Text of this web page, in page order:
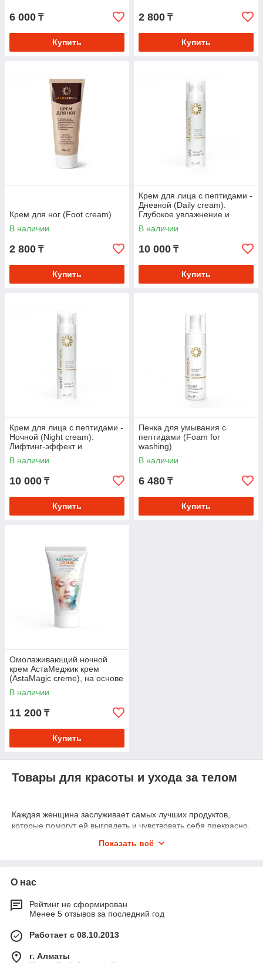
6 000 ₸
Купить
2 800 ₸
Купить
Крем для ног (Foot cream)
В наличии
2 800 ₸
Купить
Крем для лица с пептидами -
Дневной (Daily cream).
Глубокое увлажнение и
лифтинг-эффект 24/7
В наличии
10 000 ₸
Купить
Крем для лица с пептидами -
Ночной (Night cream).
Лифтинг-эффект и
омоложение 24/7
В наличии
10 000 ₸
Купить
Пенка для умывания с
пептидами (Foam for
washing)
В наличии
6 480 ₸
Купить
Омолаживающий ночной
крем АстаМеджик крем
(AstaMagic creme), на основе
коллоидного серебра и
золота с Астаксантином и
В наличии
11 200 ₸
Купить
Товары для красоты и ухода за телом
Каждая женщина заслуживает самых лучших продуктов,
которые помогут ей выглядеть и чувствовать себя прекрасно.
является компания “Аврора”. Стремясь к инновациям и
естественную красоту.
Натуральные ингредиенты. Все средства
которое бережно заботится о вашей коже и волосах.
минералов, каждый компонент продукта был
Показать всё
О нас
Рейтинг не сформирован
Менее 5 отзывов за последний год
Работает с 08.10.2013
г. Алматы